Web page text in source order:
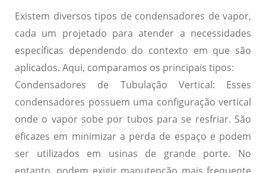
Existem diversos tipos de condensadores de vapor,
cada um projetado para atender a necessidades
específicas dependendo do contexto em que são
aplicados. Aqui, comparamos os principais tipos:
Condensadores de Tubulação Vertical: Esses
condensadores possuem uma configuração vertical
onde o vapor sobe por tubos para se resfriar. São
eficazes em minimizar a perda de espaço e podem
ser utilizados em usinas de grande porte. No